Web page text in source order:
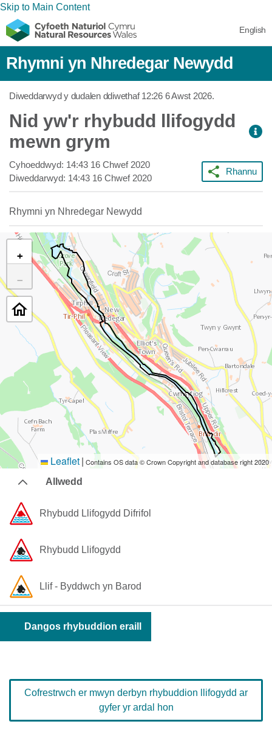
Skip to Main Content
English
Rhymni yn Nhredegar Newydd
Diweddarwyd y dudalen ddiwethaf12:26 6 Awst 2026.
Nid yw'r rhybudd llifogydd
mewn grym
Cyhoeddwyd: 14:43 16 Chwef 2020
Diweddarwyd: 14:43 16 Chwef 2020
Rhannu
Rhymni yn Nhredegar Newydd
+
−
Leaflet| Contains OS data © Crown Copyright and database right 2020
Allwedd
Rhybudd ​Llifogydd ​Difrifol
Rhybudd Llifogydd
Llif - Byddwch yn Barod
Dangos rhybuddion eraill
Cofrestrwch er mwyn derbyn rhybuddion llifogydd ar
gyfer yr ardal hon